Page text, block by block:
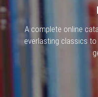
A complete online
everlasting classics